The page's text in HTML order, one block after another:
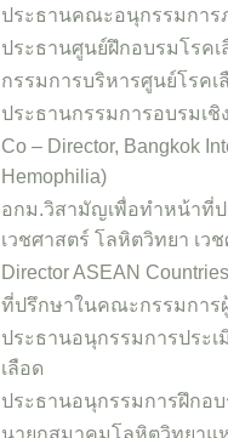
ประธานคณะอนุกรรมการ
ประธานศูนย์ฝึกอบรมโรค
กรรมการบริหารศูนย์โรค
ประธานกรรมการอบรมเชิ
Co – Director, Bangkok
Hemophilia)
อกม.วิสามัญเพื่อทำหน้าที่ป
เวชศาสตร์ โลหิตวิทยา เว
Director ASEAN
ที่ปรึกษาในคณะกรรมการ
ประธานอนุกรรมการประ
เลือด
ประธานอนุกรรมการฝึกอ